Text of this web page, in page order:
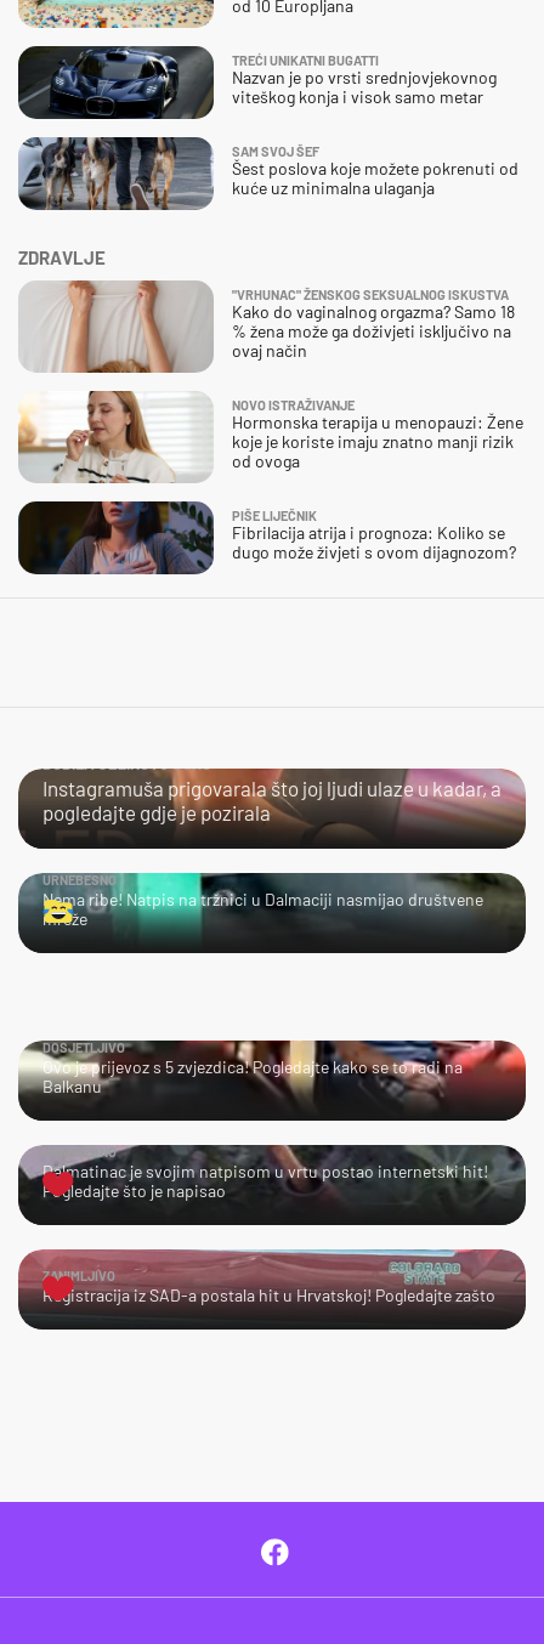
ZDRAVLJE
"VRHUNAC" ŽENSKOG SEKSUALNOG ISKUSTVA
Kako do vaginalnog orgazma? Samo 18
% žena može ga doživjeti isključivo na
ovaj način
NOVO ISTRAŽIVANJE
Hormonska terapija u menopauzi: Žene
koje je koriste imaju znatno manji rizik
od ovoga
PIŠE LIJEČNIK
Fibrilacija atrija i prognoza: Koliko se
dugo može živjeti s ovom dijagnozom?
od 10 Europljana
TREĆI UNIKATNI BUGATTI
Nazvan je po vrsti srednjovjekovnog
viteškog konja i visok samo metar
SAM SVOJ ŠEF
Šest poslova koje možete pokrenuti od
kuće uz minimalna ulaganja
Instagramuša prigovarala što joj ljudi ulaze u kadar, a
pogledajte gdje je pozirala
URNEBESNO
Nema ribe! Natpis na tržnici u Dalmaciji nasmijao društvene
mreže
DOSJETLJIVO
Ovo je prijevoz s 5 zvjezdica! Pogledajte kako se to radi na
Balkanu
URNEBESNO
Dalmatinac je svojim natpisom u vrtu postao internetski hit!
Pogledajte što je napisao
ZANIMLJIVO
Registracija iz SAD-a postala hit u Hrvatskoj! Pogledajte zašto